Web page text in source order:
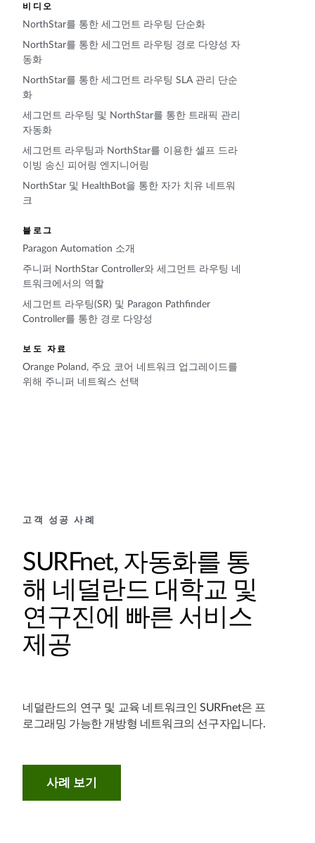
비디오
NorthStar를 통한 세그먼트 라우팅 단순화
NorthStar를 통한 세그먼트 라우팅 경로 다양성 자
동화
NorthStar를 통한 세그먼트 라우팅 SLA 관리 단순
화
세그먼트 라우팅 및 NorthStar를 통한 트래픽 관리
자동화
세그먼트 라우팅과 NorthStar를 이용한 셀프 드라
이빙 송신 피어링 엔지니어링
NorthStar 및 HealthBot을 통한 자가 치유 네트워
크
블로그
Paragon Automation 소개
주니퍼 NorthStar Controller와 세그먼트 라우팅 네
트워크에서의 역할
세그먼트 라우팅(SR) 및 Paragon Pathfinder
Controller를 통한 경로 다양성
보도 자료
Orange Poland, 주요 코어 네트워크 업그레이드를
위해 주니퍼 네트웍스 선택
고객 성공 사례
SURFnet, 자동화를 통
해 네덜란드 대학교 및
연구진에 빠른 서비스
제공
네덜란드의 연구 및 교육 네트워크인 SURFnet은 프
로그래밍 가능한 개방형 네트워크의 선구자입니다.
사례 보기